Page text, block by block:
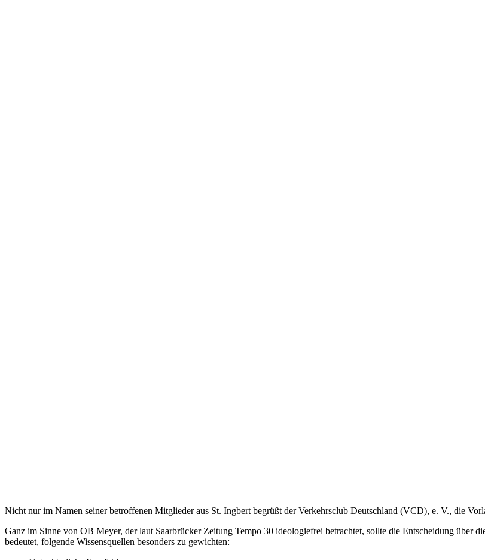
Nicht nur im Namen seiner betroffenen Mitglieder aus St. Ingbert begrüßt der Verkehrsclub Deutschland (VCD), e. V., die
Ganz im Sinne von OB Meyer, der laut Saarbrücker Zeitung Tempo 30 ideologiefrei betrachtet, sollte die Entscheidung über
bedeutet, folgende Wissensquellen besonders zu gewichten: